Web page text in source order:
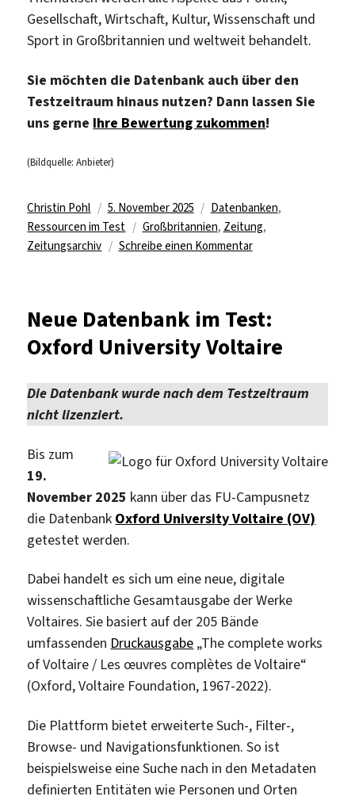
Gesellschaft, Wirtschaft, Kultur, Wissenschaft und
Sport in Großbritannien und weltweit behandelt.
Sie möchten die Datenbank auch über den
Testzeitraum hinaus nutzen? Dann lassen Sie
uns gerne Ihre Bewertung zukommen!
(Bildquelle: Anbieter)
Autor
Christin Pohl
Veröffentlicht
am
5. November 2025 Kategorien
Datenbanken,
Ressourcen im Test
Schlagwörter
Großbritannien, Zeitung,
Zeitungsarchiv
Schreibe einen Kommentarzu
Illustrated
London
News
Archive,
Neue Datenbank im Test:
Oxford University Voltaire
Die Datenbank wurde nach dem Testzeitraum
nicht lizenziert.
Bis zum
19.
November 2025 kann über das FU-Campusnetz
die Datenbank Oxford University Voltaire (OV)
getestet werden.
Dabei handelt es sich um eine neue, digitale
wissenschaftliche Gesamtausgabe der Werke
Voltaires. Sie basiert auf der 205 Bände
umfassenden Druckausgabe „The complete works
of Voltaire / Les œuvres complètes de Voltaire“
(Oxford, Voltaire Foundation, 1967-2022).
Die Plattform bietet erweiterte Such-, Filter-,
Browse- und Navigationsfunktionen. So ist
beispielsweise eine Suche nach in den Metadaten
definierten Entitäten wie Personen und Orten